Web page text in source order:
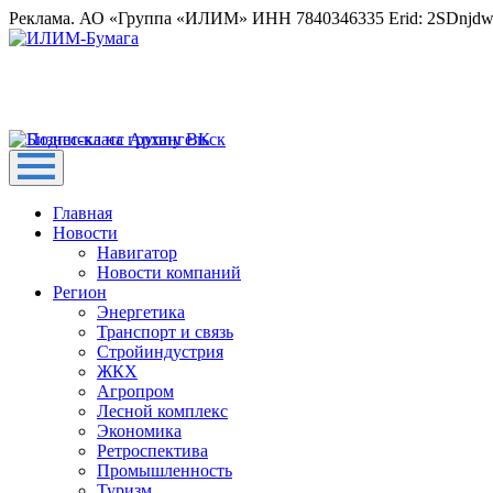
Реклама. АО «Группа «ИЛИМ» ИНН 7840346335 Erid:
Главная
Новости
Навигатор
Новости компаний
Регион
Энергетика
Транспорт и связь
Стройиндустрия
ЖКХ
Агропром
Лесной комплекс
Экономика
Ретроспектива
Промышленность